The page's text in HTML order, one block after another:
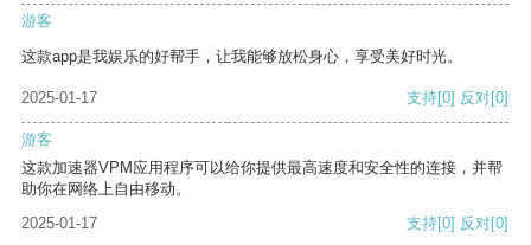
游客
这款app是我娱乐的好帮手，让我能够放松身心，享受美好时光。
2025-01-17 支持[0] 反对[0]
游客
这款加速器VPM应用程序可以给你提供最高速度和安全性的连接，并帮
助你在网络上自由移动。
2025-01-17
支持[0] 反对[0]